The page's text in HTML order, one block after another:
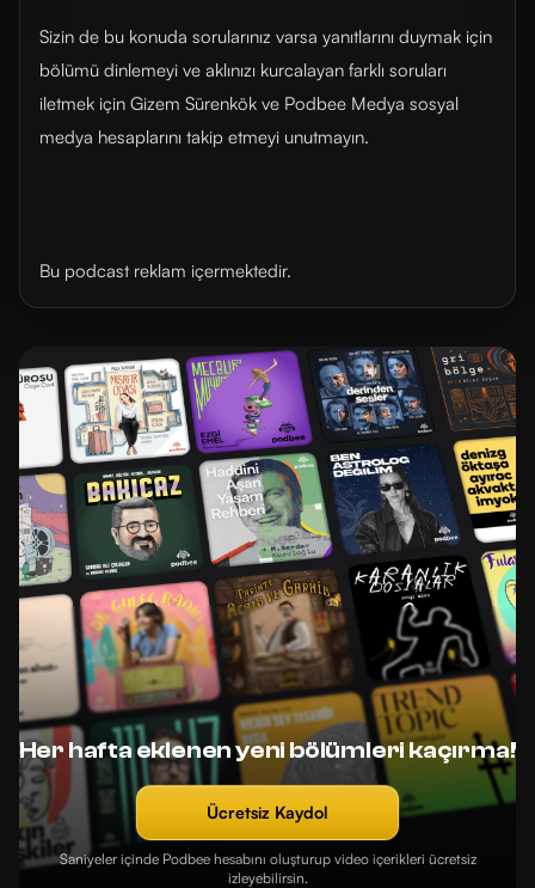
Sizin de bu konuda sorularınız varsa yanıtlarını duymak için
bölümü dinlemeyi ve aklınızı kurcalayan farklı soruları
iletmek için Gizem Sürenkök ve Podbee Medya sosyal
medya hesaplarını takip etmeyi unutmayın.
Bu podcast reklam içermektedir.
Her hafta eklenen yeni bölümleri kaçırma!
Ücretsiz Kaydol
Saniyeler içinde Podbee hesabını oluşturup video içerikleri ücretsiz
izleyebilirsin.